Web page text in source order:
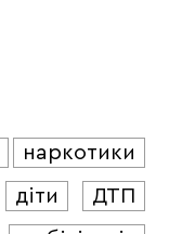
наркотики
діти
ДТП